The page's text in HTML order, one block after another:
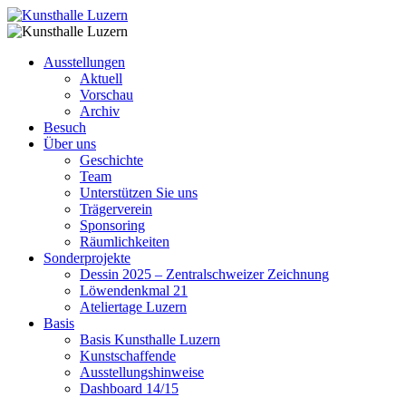
Ausstellungen
Aktuell
Vorschau
Archiv
Besuch
Über uns
Geschichte
Team
Unterstützen Sie uns
Trägerverein
Sponsoring
Räumlichkeiten
Sonderprojekte
Dessin 2025 – Zentralschweizer Zeichnung
Löwendenkmal 21
Ateliertage Luzern
Basis
Basis Kunsthalle Luzern
Kunstschaffende
Ausstellungshinweise
Dashboard 14/15